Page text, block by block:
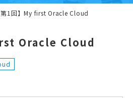
第1回】My first Oracle Cloud
Oracle Cloud